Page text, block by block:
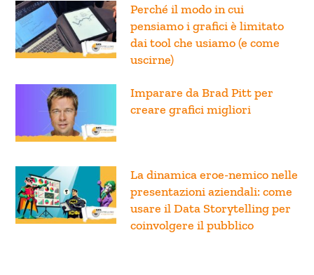
Perché il modo in cui
pensiamo i grafici è limitato
dai tool che usiamo (e come
uscirne)
Imparare da Brad Pitt per
creare grafici migliori
La dinamica eroe-nemico nelle
presentazioni aziendali: come
usare il Data Storytelling per
coinvolgere il pubblico